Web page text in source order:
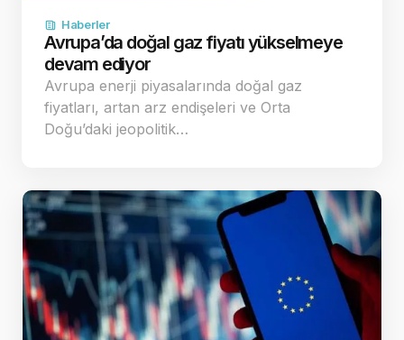
Haberler
Avrupa’da doğal gaz fiyatı yükselmeye
devam ediyor
Avrupa enerji piyasalarında doğal gaz
fiyatları, artan arz endişeleri ve Orta
Doğu’daki jeopolitik…